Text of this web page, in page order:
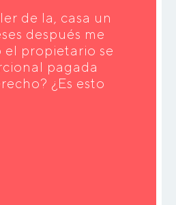
de la, casa un
después me
el propietario se
pagada
¿Es esto